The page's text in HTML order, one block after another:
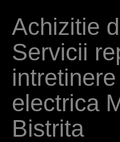
o
u
a
r
e
h
Achizitie
Servicii
electrica
Bistrita